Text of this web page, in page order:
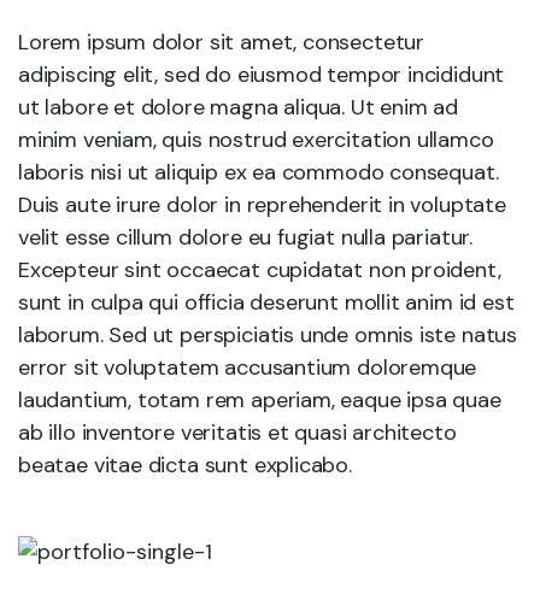
Lorem ipsum dolor sit amet, consectetur
adipiscing elit, sed do eiusmod tempor incididunt
ut labore et dolore magna aliqua. Ut enim ad
minim veniam, quis nostrud exercitation ullamco
laboris nisi ut aliquip ex ea commodo consequat.
Duis aute irure dolor in reprehenderit in voluptate
velit esse cillum dolore eu fugiat nulla pariatur.
Excepteur sint occaecat cupidatat non proident,
sunt in culpa qui officia deserunt mollit anim id est
laborum. Sed ut perspiciatis unde omnis iste natus
error sit voluptatem accusantium doloremque
laudantium, totam rem aperiam, eaque ipsa quae
ab illo inventore veritatis et quasi architecto
beatae vitae dicta sunt explicabo.